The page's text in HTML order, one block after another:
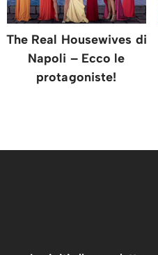
The Real Housewives di
Napoli – Ecco le
protagoniste!